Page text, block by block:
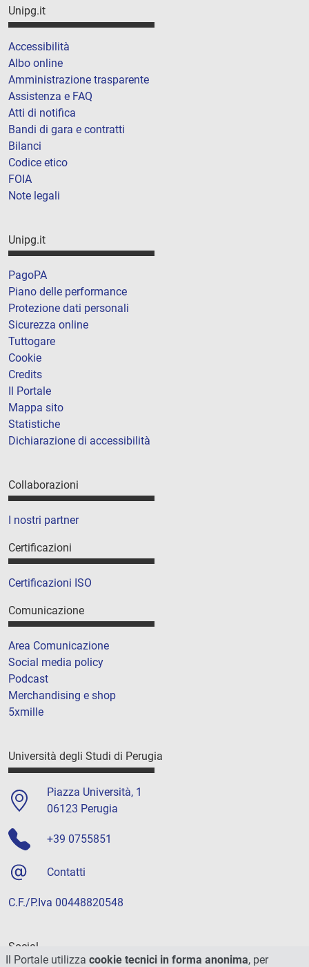
Unipg.it
Accessibilità
Albo online
Amministrazione trasparente
Assistenza e FAQ
Atti di notifica
Bandi di gara e contratti
Bilanci
Codice etico
FOIA
Note legali
Unipg.it
PagoPA
Piano delle performance
Protezione dati personali
Sicurezza online
Tuttogare
Cookie
Credits
Il Portale
Mappa sito
Statistiche
Dichiarazione di accessibilità
Collaborazioni
I nostri partner
Certificazioni
Certificazioni ISO
Comunicazione
Area Comunicazione
Social media policy
Podcast
Merchandising e shop
5xmille
Università degli Studi di Perugia
Piazza Università, 1
06123 Perugia
+39 0755851
Contatti
C.F./P.Iva 00448820548
Social
Il Portale utilizza cookie tecnici in forma anonima, per